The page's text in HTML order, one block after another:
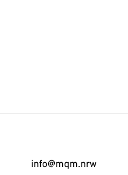
info@mqm.nrw